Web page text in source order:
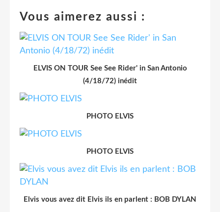
Vous aimerez aussi :
ELVIS ON TOUR See See Rider' in San Antonio
(4/18/72) inédit
PHOTO ELVIS
PHOTO ELVIS
Elvis vous avez dit Elvis ils en parlent : BOB DYLAN